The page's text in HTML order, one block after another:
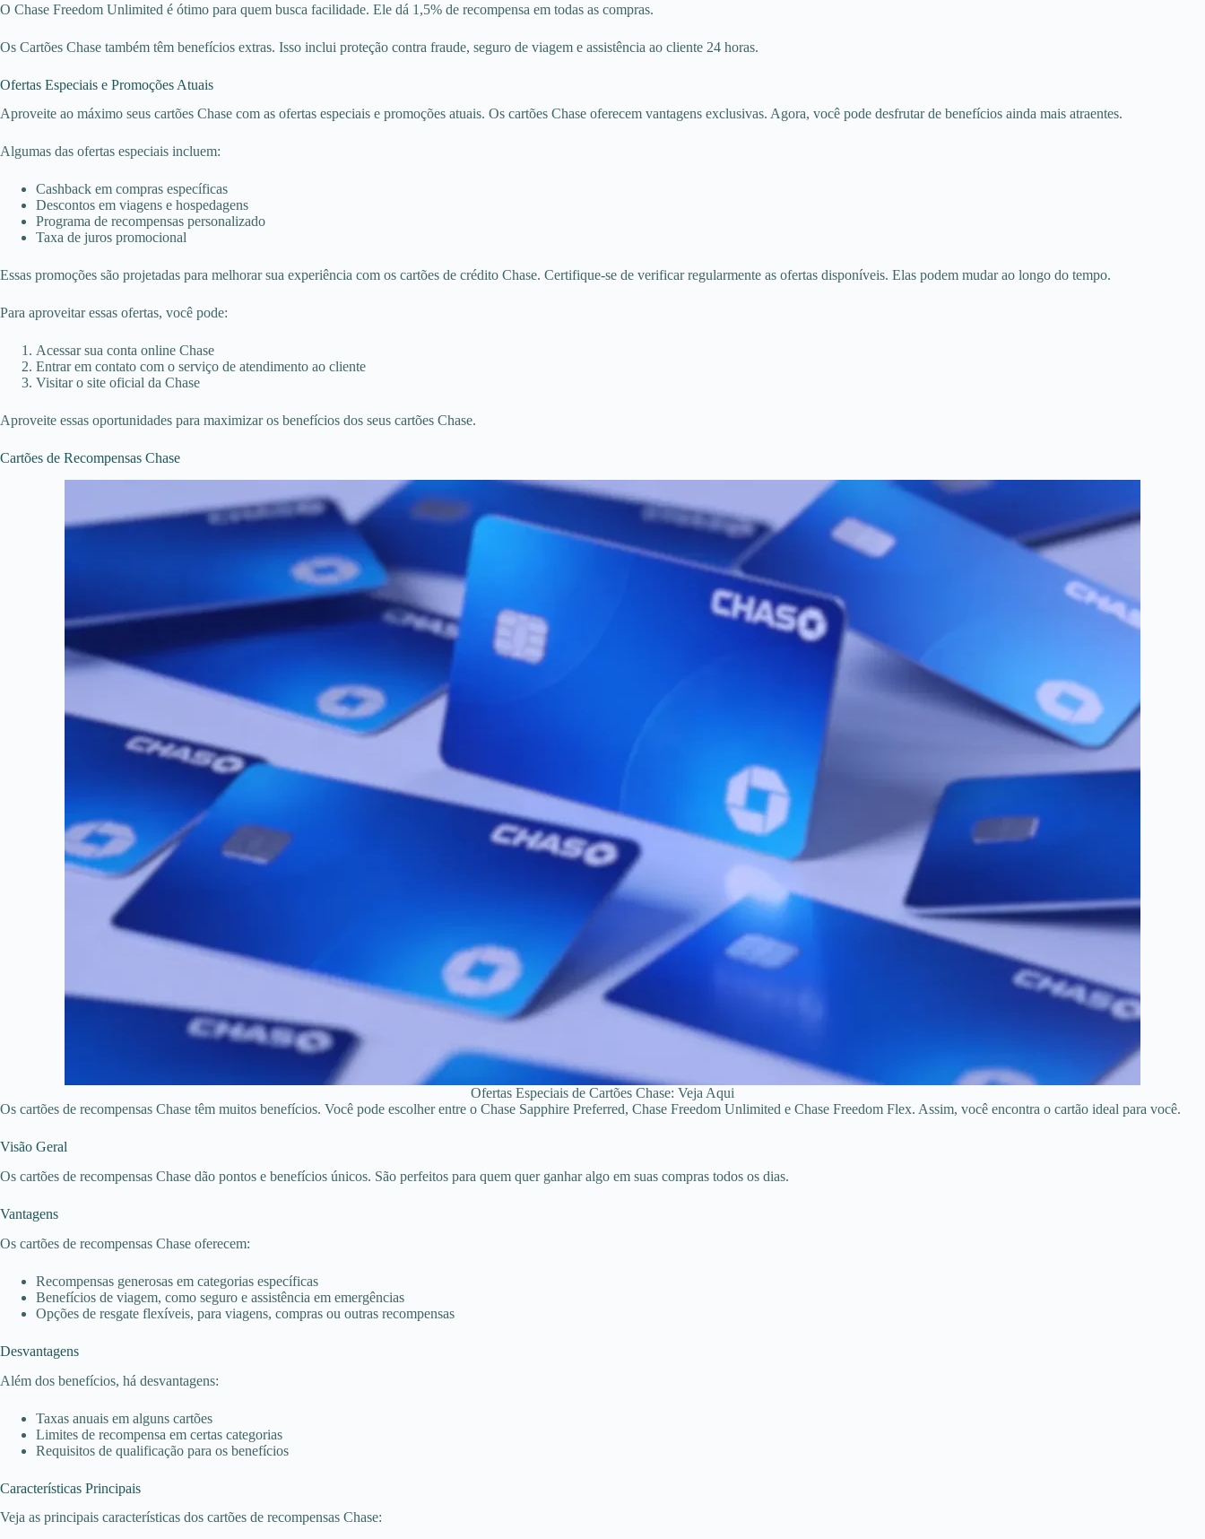
O Chase Freedom Unlimited é ótimo para quem busca facilidade. Ele dá 1,5% de recompensa em todas as compras.
Os Cartões Chase também têm benefícios extras. Isso inclui proteção contra fraude, seguro de viagem e assistência ao cliente 24 horas.
Ofertas Especiais e Promoções Atuais
Aproveite ao máximo seus cartões Chase com as ofertas especiais e promoções atuais. Os cartões Chase oferecem vantagens exclusivas. Agora, você pode desfrutar de benefícios ainda mais atraentes.
Algumas das ofertas especiais incluem:
Cashback em compras específicas
Descontos em viagens e hospedagens
Programa de recompensas personalizado
Taxa de juros promocional
Essas promoções são projetadas para melhorar sua experiência com os cartões de crédito Chase. Certifique-se de verificar regularmente as ofertas disponíveis. Elas podem mudar ao longo do tempo.
Para aproveitar essas ofertas, você pode:
Acessar sua conta online Chase
Entrar em contato com o serviço de atendimento ao cliente
Visitar o site oficial da Chase
Aproveite essas oportunidades para maximizar os benefícios dos seus cartões Chase.
Cartões de Recompensas Chase
Ofertas Especiais de Cartões Chase: Veja Aqui
Os cartões de recompensas Chase têm muitos benefícios. Você pode escolher entre o Chase Sapphire Preferred, Chase Freedom Unlimited e Chase Freedom Flex. Assim, você encontra o cartão ideal para você.
Visão Geral
Os cartões de recompensas Chase dão pontos e benefícios únicos. São perfeitos para quem quer ganhar algo em suas compras todos os dias.
Vantagens
Os cartões de recompensas Chase oferecem:
Recompensas generosas em categorias específicas
Benefícios de viagem, como seguro e assistência em emergências
Opções de resgate flexíveis, para viagens, compras ou outras recompensas
Desvantagens
Além dos benefícios, há desvantagens:
Taxas anuais em alguns cartões
Limites de recompensa em certas categorias
Requisitos de qualificação para os benefícios
Características Principais
Veja as principais características dos cartões de recompensas Chase: